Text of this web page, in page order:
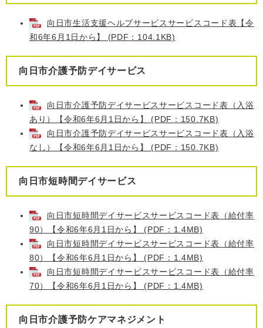
向日市生活支援ヘルプサービスサービスコード表【令
和6年6月1日から】 (PDF：104.1KB)
向日市介護予防デイサービス
向日市介護予防デイサービスサービスコード表（入浴
あり）【令和6年6月1日から】 (PDF：150.7KB)
向日市介護予防デイサービスサービスコード表（入浴
なし）【令和6年6月1日から】 (PDF：150.7KB)
向日市短時間デイサービス
向日市短時間デイサービスサービスコード表（給付率
90）【令和6年6月1日から】 (PDF：1.4MB)
向日市短時間デイサービスサービスコード表（給付率
80）【令和6年6月1日から】 (PDF：1.4MB)
向日市短時間デイサービスサービスコード表（給付率
70）【令和6年6月1日から】 (PDF：1.4MB)
向日市介護予防ケアマネジメント